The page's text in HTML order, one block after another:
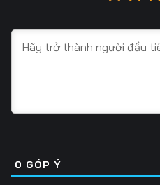
25 26
31 32
37 38
0 GÓP Ý